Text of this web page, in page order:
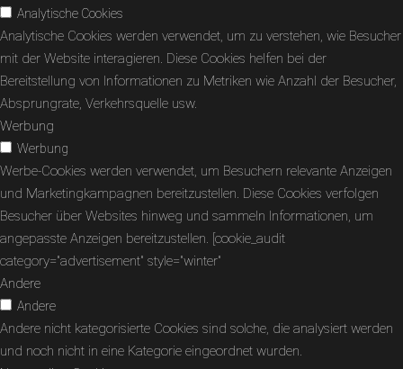
Analytische Cookies
Analytische Cookies werden verwendet, um zu verstehen, wie Besucher
mit der Website interagieren. Diese Cookies helfen bei der
Bereitstellung von Informationen zu Metriken wie Anzahl der Besucher,
Absprungrate, Verkehrsquelle usw.
Werbung
Werbung
Werbe-Cookies werden verwendet, um Besuchern relevante Anzeigen
und Marketingkampagnen bereitzustellen. Diese Cookies verfolgen
Besucher über Websites hinweg und sammeln Informationen, um
angepasste Anzeigen bereitzustellen. [cookie_audit
category="advertisement" style="winter"
Andere
Andere
Andere nicht kategorisierte Cookies sind solche, die analysiert werden
und noch nicht in eine Kategorie eingeordnet wurden.